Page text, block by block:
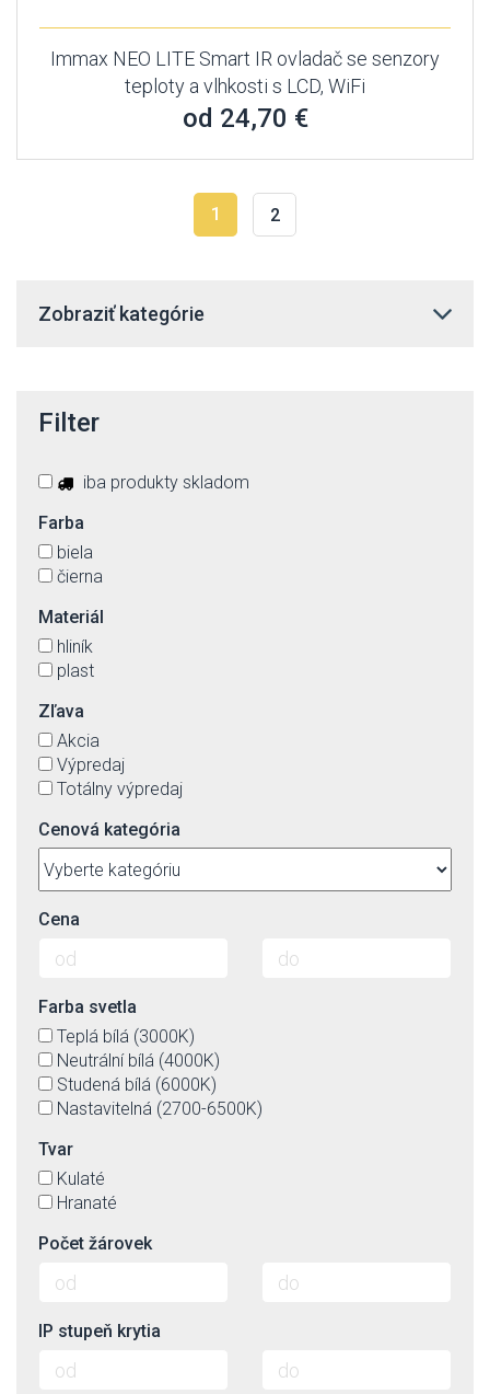
Immax NEO LITE Smart IR ovladač se senzory
teploty a vlhkosti s LCD, WiFi
od 24,70 €
1 2
Zobraziť kategórie
Filter
iba produkty skladom
Farba
biela
čierna
Materiál
hliník
plast
Zľava
Akcia
Výpredaj
Totálny výpredaj
Cenová kategória
Cena
Farba svetla
Teplá bílá (3000K)
Neutrální bílá (4000K)
Studená bílá (6000K)
Nastavitelná (2700-6500K)
Tvar
Kulaté
Hranaté
Počet žárovek
IP stupeň krytia